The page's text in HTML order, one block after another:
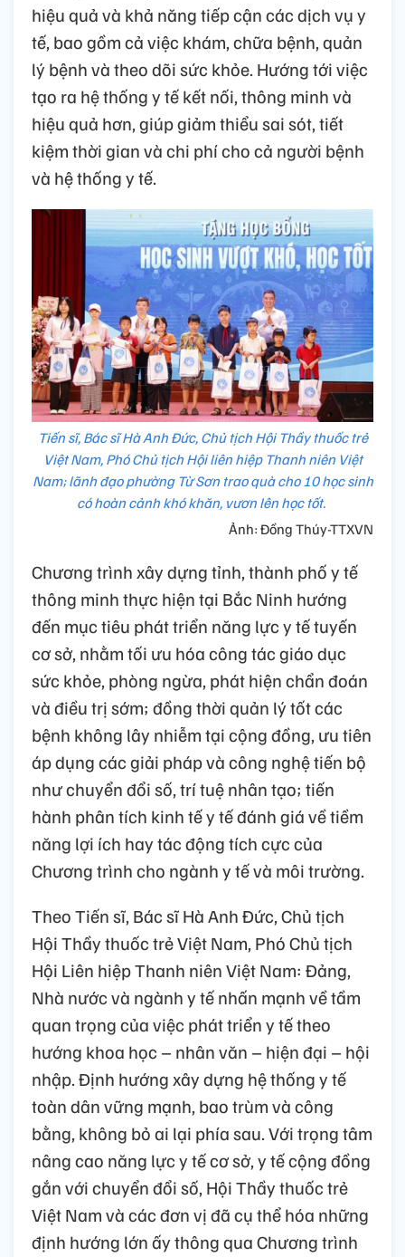
hiệu quả và khả năng tiếp cận các dịch vụ y
tế, bao gồm cả việc khám, chữa bệnh, quản
lý bệnh và theo dõi sức khỏe. Hướng tới việc
tạo ra hệ thống y tế kết nối, thông minh và
hiệu quả hơn, giúp giảm thiểu sai sót, tiết
kiệm thời gian và chi phí cho cả người bệnh
và hệ thống y tế.
Tiến sĩ, Bác sĩ Hà Anh Đức, Chủ tịch Hội Thầy thuốc trẻ
Việt Nam, Phó Chủ tịch Hội liên hiệp Thanh niên Việt
Nam; lãnh đạo phường Từ Sơn trao quà cho 10 học sinh
có hoàn cảnh khó khăn, vươn lên học tốt.
Ảnh: Đồng Thúy-TTXVN
Chương trình xây dựng tỉnh, thành phố y tế
thông minh thực hiện tại Bắc Ninh hướng
đến mục tiêu phát triển năng lực y tế tuyến
cơ sở, nhằm tối ưu hóa công tác giáo dục
sức khỏe, phòng ngừa, phát hiện chẩn đoán
và điều trị sớm; đồng thời quản lý tốt các
bệnh không lây nhiễm tại cộng đồng, ưu tiên
áp dụng các giải pháp và công nghệ tiến bộ
như chuyển đổi số, trí tuệ nhân tạo; tiến
hành phân tích kinh tế y tế đánh giá về tiềm
năng lợi ích hay tác động tích cực của
Chương trình cho ngành y tế và môi trường.
Theo Tiến sĩ, Bác sĩ Hà Anh Đức, Chủ tịch
Hội Thầy thuốc trẻ Việt Nam, Phó Chủ tịch
Hội Liên hiệp Thanh niên Việt Nam: Đảng,
Nhà nước và ngành y tế nhấn mạnh về tầm
quan trọng của việc phát triển y tế theo
hướng khoa học – nhân văn – hiện đại – hội
nhập. Định hướng xây dựng hệ thống y tế
toàn dân vững mạnh, bao trùm và công
bằng, không bỏ ai lại phía sau. Với trọng tâm
nâng cao năng lực y tế cơ sở, y tế cộng đồng
gắn với chuyển đổi số, Hội Thầy thuốc trẻ
Việt Nam và các đơn vị đã cụ thể hóa những
định hướng lớn ấy thông qua Chương trình